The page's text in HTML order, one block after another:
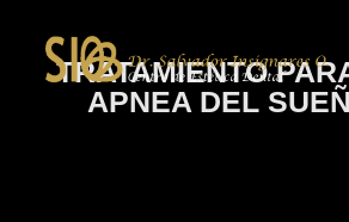
TRATAMIENTO
APNEA DEL